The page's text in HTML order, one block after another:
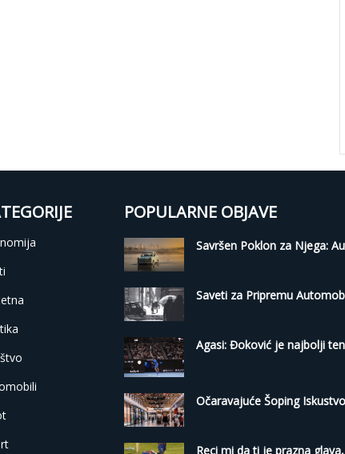
POPULARNE OBJAVE
Savršen Poklon za Njega:
Saveti za Pripremu
Agasi: Đoković je najbolji
Očaravajuće Šoping
Reci mi da ti je prazna